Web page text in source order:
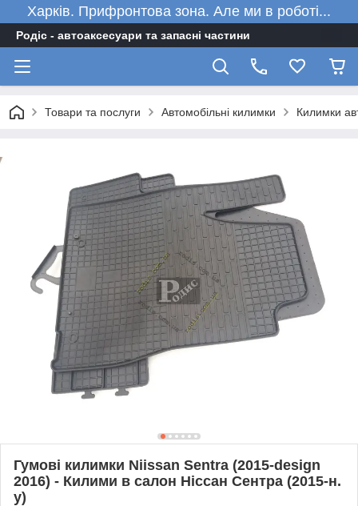
Харків. Прифронтова зона. Але ми в роботі...
Родіс - автоаксесуари та запасні частини
Товари та послуги Автомобільні килимки Килимки
Гумові килимки Niissan Sentra (2015-design
2016) - Килими в салон Ніссан Сентра (2015-н.
у)